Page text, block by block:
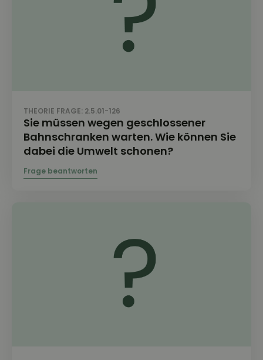
THEORIE FRAGE: 2.5.01-126
Sie müssen wegen geschlossener
Bahnschranken warten. Wie können Sie
dabei die Umwelt schonen?